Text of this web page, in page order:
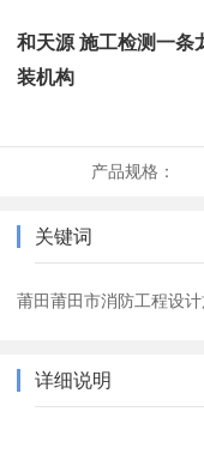
和天源 施工检测一条
装机构
产品规格：
关键词
莆田莆田市消防工程设
详细说明